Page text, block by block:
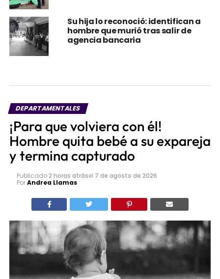
Su hija lo reconoció: identifican a
hombre que murió tras salir de
agencia bancaria
DEPARTAMENTALES
¡Para que volviera con él!
Hombre quita bebé a su expareja
y termina capturado
Publicado2 horas atrásel 7 de agosto de 2026
PorAndrea Llamas